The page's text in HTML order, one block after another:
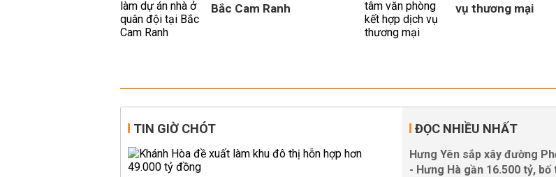
Bắc Cam Ranh
vụ thương mại
TIN GIỜ CHÓT ĐỌC NHIỀU NHẤT
Hưng Yên sắp xây đường
- Hưng Hà gần 16.500 tỷ, bố